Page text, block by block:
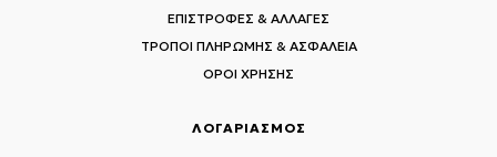
ΕΠΙΣΤΡΟΦΕΣ & ΑΛΛΑΓΕΣ
ΤΡΟΠΟΙ ΠΛΗΡΩΜΗΣ & ΑΣΦΑΛΕΙΑ
ΟΡΟΙ ΧΡΗΣΗΣ
ΛΟΓΑΡΙΑΣΜΟΣ